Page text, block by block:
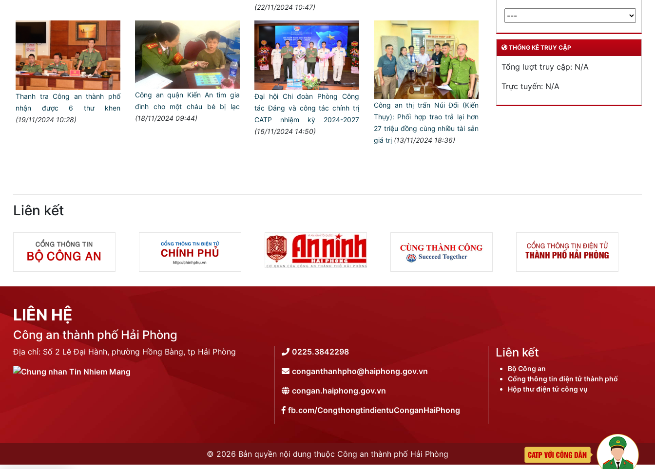
(22/11/2024 10:47)
Thanh tra Công an thành phố
nhận được 6 thư khen
(19/11/2024 10:28)
Công an quận Kiến An tìm gia
đình cho một cháu bé bị lạc
(18/11/2024 09:44)
Đại hội Chi đoàn Phòng Công
tác Đảng và công tác chính trị
CATP nhiệm kỳ 2024-2027
(16/11/2024 14:50)
Công an thị trấn Núi Đối (Kiến
Thụy): Phối hợp trao trả lại hơn
27 triệu đồng cùng nhiều tài sản
giá trị (13/11/2024 18:36)
THỐNG KÊ TRUY CẬP
Tổng lượt truy cập: N/A
Trực tuyến: N/A
Liên kết
LIÊN HỆ
Công an thành phố Hải Phòng
Địa chỉ: Số 2 Lê Đại Hành, phường Hồng Bàng, tp Hải Phòng
0225.3842298
conganthanhpho@haiphong.gov.vn
congan.haiphong.gov.vn
fb.com/CongthongtindientuConganHaiPhong
Liên kết
Bộ Công an
Cổng thông tin điện tử thành phố
Hộp thư điện tử công vụ
© 2026 Bản quyền nội dung thuộc Công an thành phố Hải Phòng